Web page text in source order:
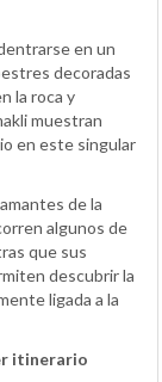
en un
decoradas
la roca y
muestran
en este singular
de la
algunos de
que sus
descubrir la
ligada a la
itinerario